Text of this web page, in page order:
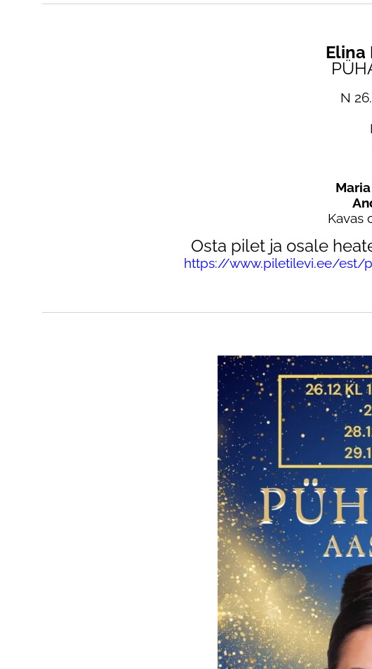
Elina
N
Kavas
Osta pilet ja osale
https://www.piletilevi.ee/est/